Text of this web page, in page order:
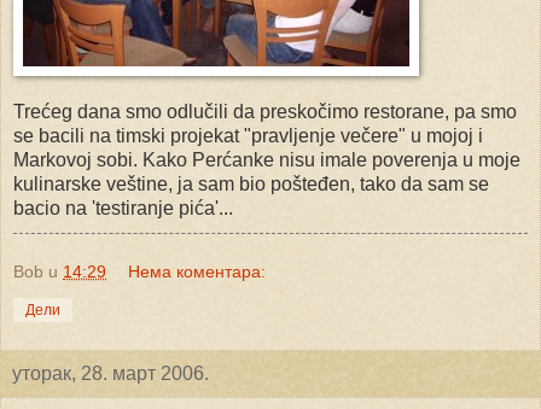
Trećeg dana smo odlučili da preskočimo restorane, pa smo
se bacili na timski projekat "pravljenje večere" u mojoj i
Markovoj sobi. Kako Perćanke nisu imale poverenja u moje
kulinarske veštine, ja sam bio pošteđen, tako da sam se
bacio na 'testiranje pića'...
Bob u 14:29 Нема коментара:
Дели
уторак, 28. март 2006.